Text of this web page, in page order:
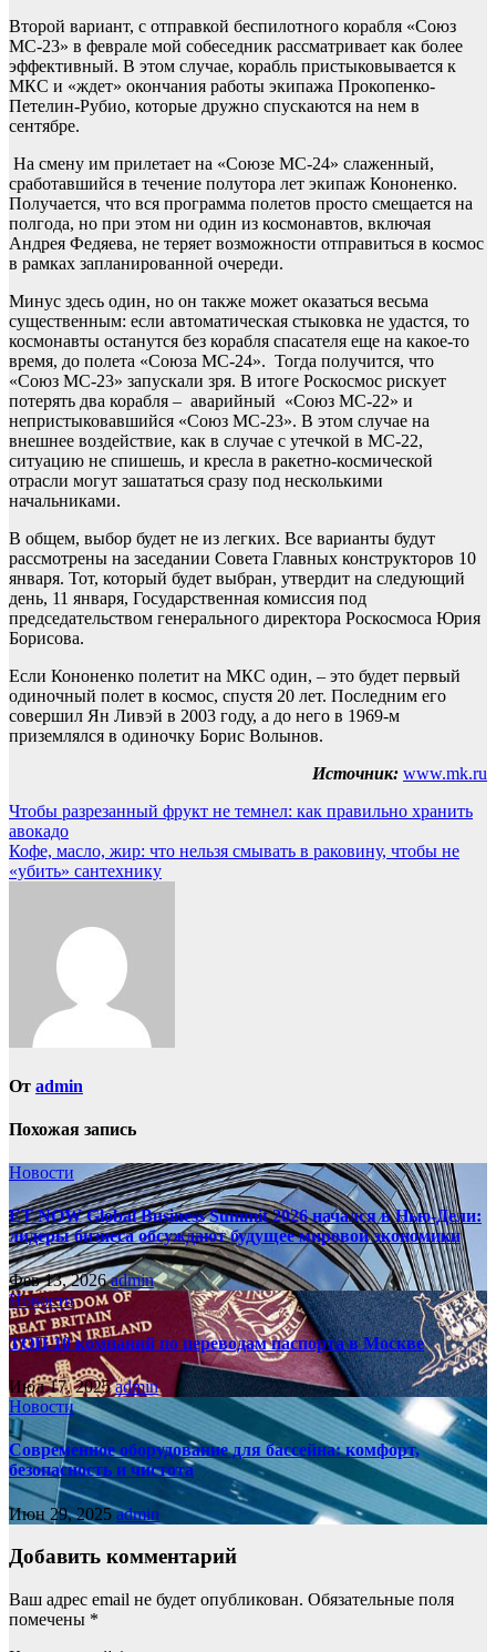
Второй вариант, с отправкой беспилотного корабля «Союз
МС-23» в феврале мой собеседник рассматривает как более
эффективный. В этом случае, корабль пристыковывается к
МКС и «ждет» окончания работы экипажа Прокопенко-
Петелин-Рубио, которые дружно спускаются на нем в
сентябре.
На смену им прилетает на «Союзе МС-24» слаженный,
сработавшийся в течение полутора лет экипаж Кононенко.
Получается, что вся программа полетов просто смещается на
полгода, но при этом ни один из космонавтов, включая
Андрея Федяева, не теряет возможности отправиться в космос
в рамках запланированной очереди.
Минус здесь один, но он также может оказаться весьма
существенным: если автоматическая стыковка не удастся, то
космонавты останутся без корабля спасателя еще на какое-то
время, до полета «Союза МС-24». Тогда получится, что
«Союз МС-23» запускали зря. В итоге Роскосмос рискует
потерять два корабля – аварийный «Союз МС-22» и
непристыковавшийся «Союз МС-23». В этом случае на
внешнее воздействие, как в случае с утечкой в МС-22,
ситуацию не спишешь, и кресла в ракетно-космической
отрасли могут зашататься сразу под несколькими
начальниками.
В общем, выбор будет не из легких. Все варианты будут
рассмотрены на заседании Совета Главных конструкторов 10
января. Тот, который будет выбран, утвердит на следующий
день, 11 января, Государственная комиссия под
председательством генерального директора Роскосмоса Юрия
Борисова.
Если Кононенко полетит на МКС один, – это будет первый
одиночный полет в космос, спустя 20 лет. Последним его
совершил Ян Ливэй в 2003 году, а до него в 1969-м
приземлялся в одиночку Борис Волынов.
Источник: www.mk.ru
Навигация
по
записям
Чтобы разрезанный фрукт не темнел: как правильно хранить
авокадо
Кофе, масло, жир: что нельзя смывать в раковину, чтобы не
«убить» сантехнику
От admin
Похожая запись
Новости
ET NOW Global Business Summit 2026 начался в Нью‑Дели:
лидеры бизнеса обсуждают будущее мировой экономики
Фев 13, 2026admin
Новости
ТОП-10 компаний по переводам паспорта в Москве
Июл 17, 2025admin
Новости
Современное оборудование для бассейна: комфорт,
безопасность и чистота
Июн 29, 2025admin
Добавить комментарий
Ваш адрес email не будет опубликован. Обязательные поля
помечены *